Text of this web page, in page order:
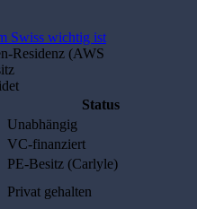
Swiss wichtig ist
Residenz (AWS
Status
Unabhängig
VC-finanziert
PE-Besitz (Carlyle)
Privat gehalten